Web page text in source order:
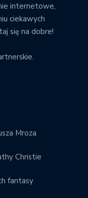
internetowe,
ciekawych
się na dobre!
Mroza
Christie
fantasy